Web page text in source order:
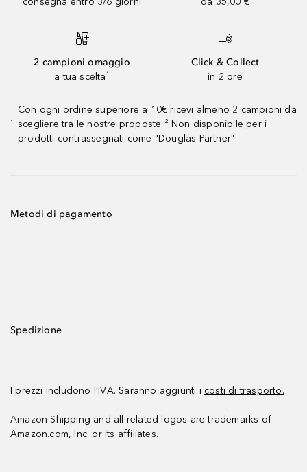
2 campioni omaggio
a tua scelta¹
Click & Collect
in 2 ore
¹
Con ogni ordine superiore a 10€ ricevi almeno 2 campioni da
scegliere tra le nostre proposte ² Non disponibile per i
prodotti contrassegnati come "Douglas Partner"
Metodi di pagamento
Spedizione
I prezzi includono l’IVA. Saranno aggiunti i costi di trasporto.
Amazon Shipping and all related logos are trademarks of
Amazon.com, Inc. or its affiliates.